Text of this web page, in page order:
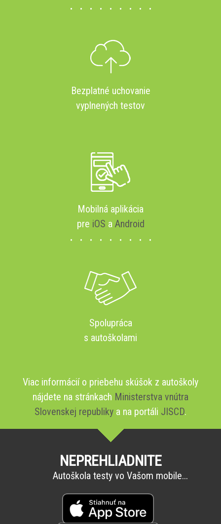
Bezplatné uchovanie
vyplnených testov
Mobilná aplikácia
pre iOS a Android
Spolupráca
s autoškolami
Viac informácií o priebehu skúšok z autoškoly
nájdete na stránkach Ministerstva vnútra
Slovenskej republiky a na portáli JISCD.
NEPREHLIADNITE
Autoškola testy vo Vašom mobile...